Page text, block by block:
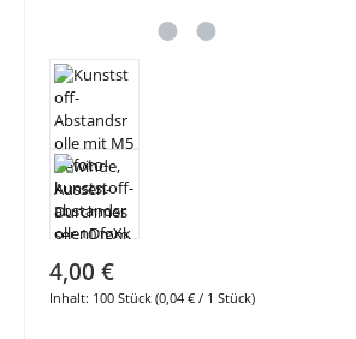
4,00 €
Inhalt: 100 Stück (0,04 € / 1 Stück)